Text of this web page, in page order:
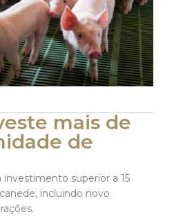
mais de
de
superior a 15
incluindo novo